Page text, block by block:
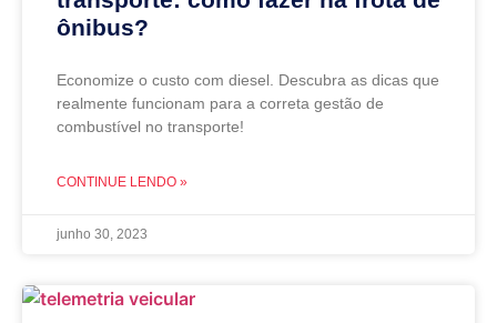
ônibus?
Economize o custo com diesel. Descubra as dicas que
realmente funcionam para a correta gestão de
combustível no transporte!
CONTINUE LENDO »
junho 30, 2023